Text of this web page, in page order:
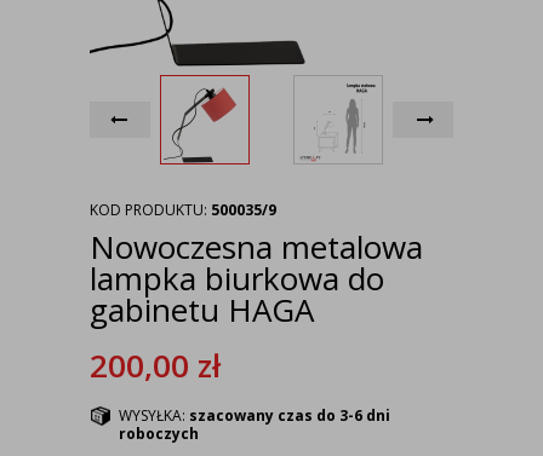
KOD PRODUKTU: 500035/9
Nowoczesna metalowa
lampka biurkowa do
gabinetu HAGA
200,00 zł
WYSYŁKA: szacowany czas do 3-6 dni
roboczych